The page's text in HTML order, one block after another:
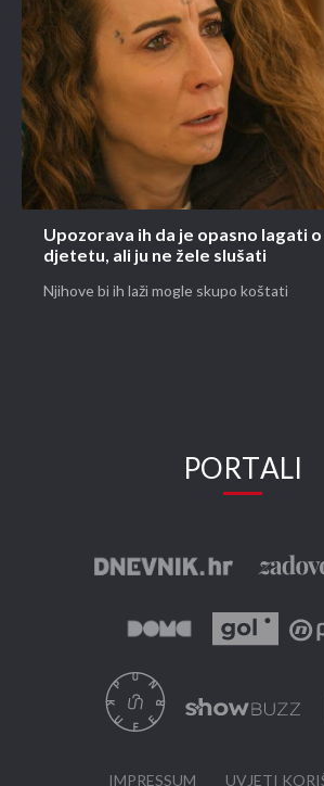
Upozorava ih da je opasno lagati
djetetu, ali ju ne žele slušati
Njihove bi ih laži mogle skupo koštati
PORTALI
IMPRESSUM UVJETI